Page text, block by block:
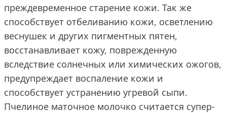
преждевременное старение кожи. Так же
способствует отбеливанию кожи, осветлению
веснушек и других пигментных пятен,
восстанавливает кожу, поврежденную
вследствие солнечных или химических ожогов,
предупреждает воспаление кожи и
способствует устранению угревой сыпи.
Пчелиное маточное молочко считается супер-